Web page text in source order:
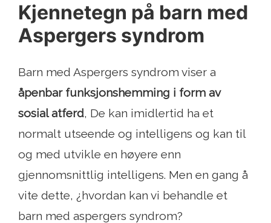
Kjennetegn på barn med
Aspergers syndrom
Barn med Aspergers syndrom viser a
åpenbar funksjonshemming i form av
sosial atferd, De kan imidlertid ha et
normalt utseende og intelligens og kan til
og med utvikle en høyere enn
gjennomsnittlig intelligens. Men en gang å
vite dette, ¿hvordan kan vi behandle et
barn med aspergers syndrom?